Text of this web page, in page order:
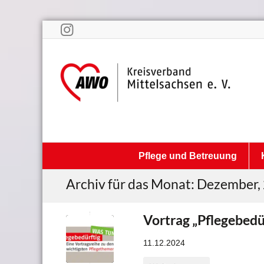
Pflege und Betreuung
Archiv für das Monat: Dezember,
Vortrag
11.12.2024